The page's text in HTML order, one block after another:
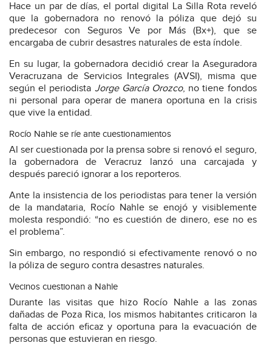
Hace un par de días, el portal digital La Silla Rota reveló
que la gobernadora no renovó la póliza que dejó su
predecesor con Seguros Ve por Más (Bx+), que se
encargaba de cubrir desastres naturales de esta índole.
En su lugar, la gobernadora decidió crear la Aseguradora
Veracruzana de Servicios Integrales (AVSI), misma que
según el periodista Jorge García Orozco, no tiene fondos
ni personal para operar de manera oportuna en la crisis
que vive la entidad.
Rocío Nahle se ríe ante cuestionamientos
Al ser cuestionada por la prensa sobre si renovó el seguro,
la gobernadora de Veracruz lanzó una carcajada y
después pareció ignorar a los reporteros.
Ante la insistencia de los periodistas para tener la versión
de la mandataria, Rocío Nahle se enojó y visiblemente
molesta respondió: “no es cuestión de dinero, ese no es
el problema”.
Sin embargo, no respondió si efectivamente renovó o no
la póliza de seguro contra desastres naturales.
Vecinos cuestionan a Nahle
Durante las visitas que hizo Rocío Nahle a las zonas
dañadas de Poza Rica, los mismos habitantes criticaron la
falta de acción eficaz y oportuna para la evacuación de
personas que estuvieran en riesgo.